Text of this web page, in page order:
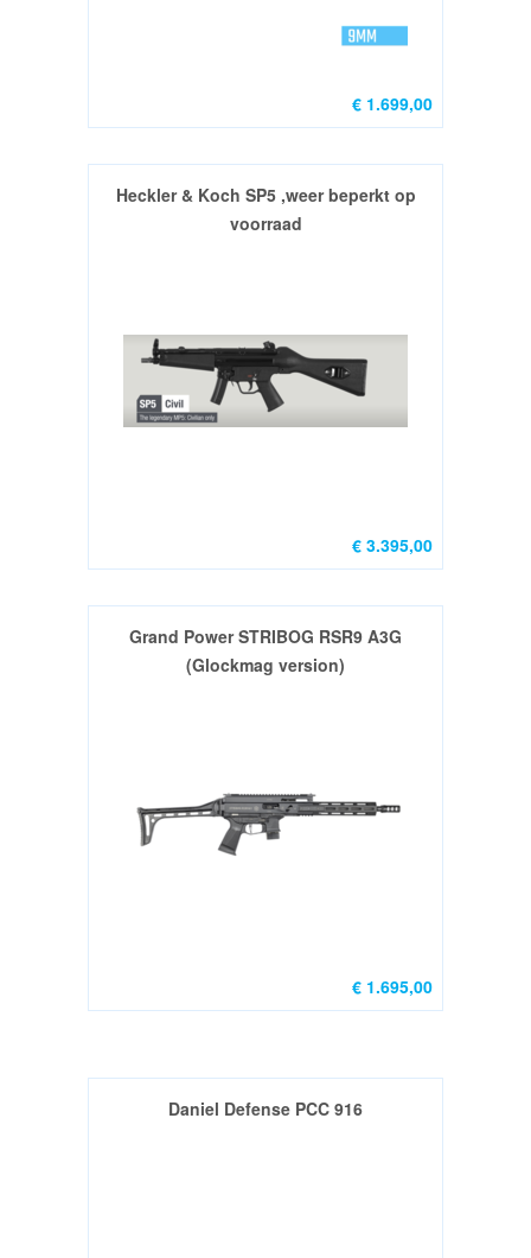
€ 1.699,00
Heckler & Koch SP5 ,weer beperkt op
voorraad
€ 3.395,00
Grand Power STRIBOG RSR9 A3G
(Glockmag version)
€ 1.695,00
Daniel Defense PCC 916